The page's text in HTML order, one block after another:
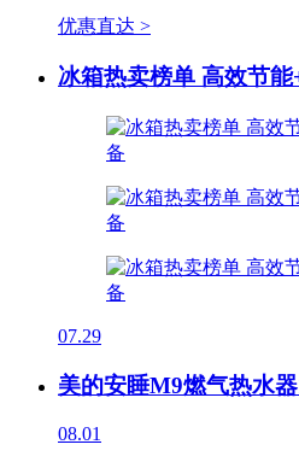
优惠直达 >
冰箱热卖榜单 高效节
07.29
美的安睡M9燃气热水
08.01